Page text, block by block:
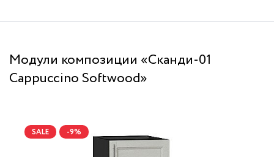
Модули композиции «Сканди-01
Cappuccino Softwood»
SALE -9%